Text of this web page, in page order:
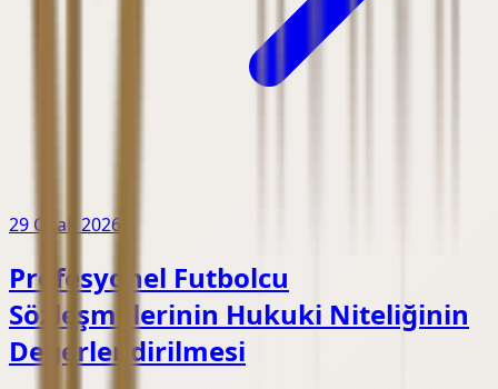
29 Ocak 2026
Profesyonel Futbolcu
Sözleşmelerinin Hukuki Niteliğinin
Değerlendirilmesi